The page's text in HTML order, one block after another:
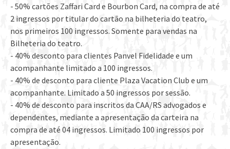
- 50% cartões Zaffari Card e Bourbon Card, na compra de até
2 ingressos por titular do cartão na bilheteria do teatro,
nos primeiros 100 ingressos. Somente para vendas na
Bilheteria do teatro.
- 40% desconto para clientes Panvel Fidelidade e um
acompanhante limitado a 100 ingressos.
- 40% de desconto para cliente Plaza Vacation Club e um
acompanhante. Limitado a 50 ingressos por sessão.
- 40% de desconto para inscritos da CAA/RS advogados e
dependentes, mediante a apresentação da carteira na
compra de até 04 ingressos. Limitado 100 ingressos por
apresentação.